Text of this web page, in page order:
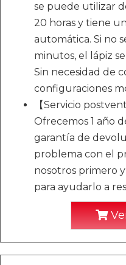
se puede utilizar
20 horas y tiene
automática. Si no
minutos, el lápiz
Sin necesidad de
configuraciones
【Servicio
Ofrecemos 1 año
garantía de
problema con el
nosotros primero
para ayudarlo a